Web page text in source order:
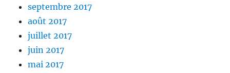
septembre 2017
août 2017
juillet 2017
juin 2017
mai 2017